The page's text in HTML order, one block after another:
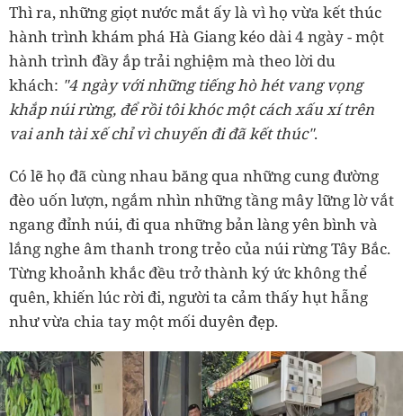
Thì ra, những giọt nước mắt ấy là vì họ vừa kết thúc
hành trình khám phá Hà Giang kéo dài 4 ngày - một
hành trình đầy ắp trải nghiệm mà theo lời du
khách: "4 ngày với những tiếng hò hét vang vọng
khắp núi rừng, để rồi tôi khóc một cách xấu xí trên
vai anh tài xế chỉ vì chuyến đi đã kết thúc".
Có lẽ họ đã cùng nhau băng qua những cung đường
đèo uốn lượn, ngắm nhìn những tầng mây lững lờ vắt
ngang đỉnh núi, đi qua những bản làng yên bình và
lắng nghe âm thanh trong trẻo của núi rừng Tây Bắc.
Từng khoảnh khắc đều trở thành ký ức không thể
quên, khiến lúc rời đi, người ta cảm thấy hụt hẫng
như vừa chia tay một mối duyên đẹp.